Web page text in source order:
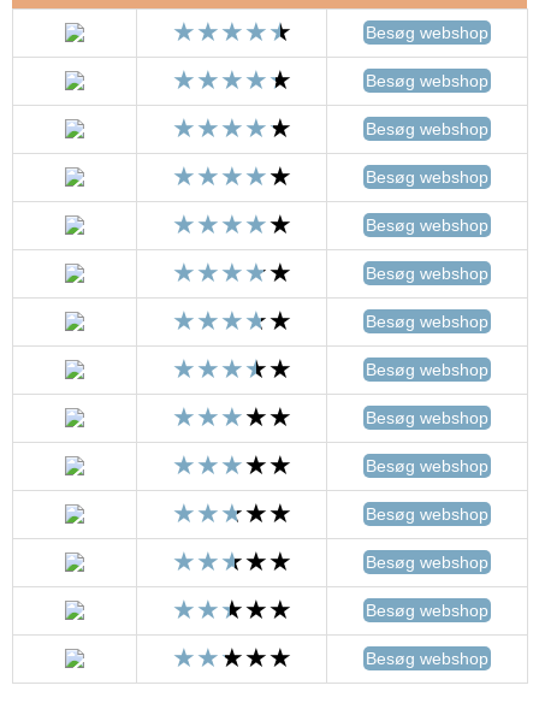
Besøg webshop
Besøg webshop
Besøg webshop
Besøg webshop
Besøg webshop
Besøg webshop
Besøg webshop
Besøg webshop
Besøg webshop
Besøg webshop
Besøg webshop
Besøg webshop
Besøg webshop
Besøg webshop